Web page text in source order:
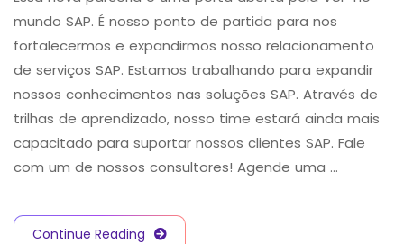
mundo SAP. É nosso ponto de partida para nos
fortalecermos e expandirmos nosso relacionamento
de serviços SAP. Estamos trabalhando para expandir
nossos conhecimentos nas soluções SAP. Através de
trilhas de aprendizado, nosso time estará ainda mais
capacitado para suportar nossos clientes SAP. Fale
com um de nossos consultores! Agende uma …
Continue Reading